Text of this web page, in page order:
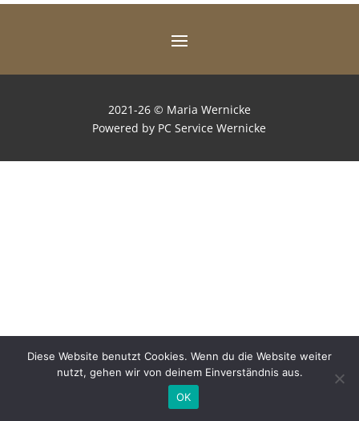
2021-26 © Maria Wernicke
Powered by PC Service Wernicke
Diese Website benutzt Cookies. Wenn du die Website weiter
nutzt, gehen wir von deinem Einverständnis aus.
OK